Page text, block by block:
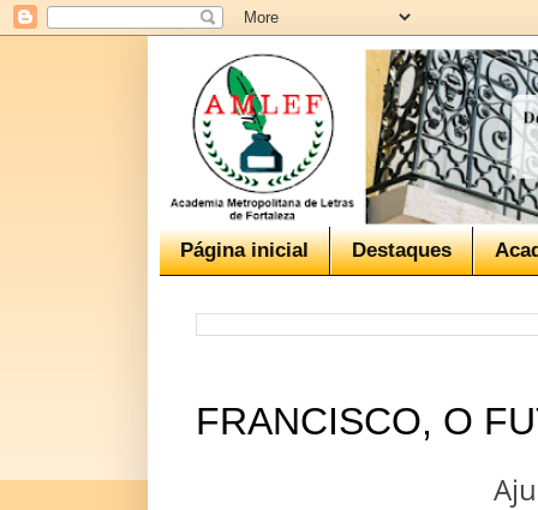
Página inicial Destaques
FRANCISCO, O